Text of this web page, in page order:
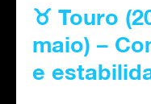
♉ Touro
maio) –
e